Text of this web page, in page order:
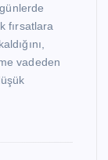
fırsatlara
vadeden